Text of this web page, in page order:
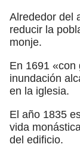
Alrededor del
reducir la
monje.
En 1691 «con
inundación
en la iglesia.
El año 1835
vida
del edificio.